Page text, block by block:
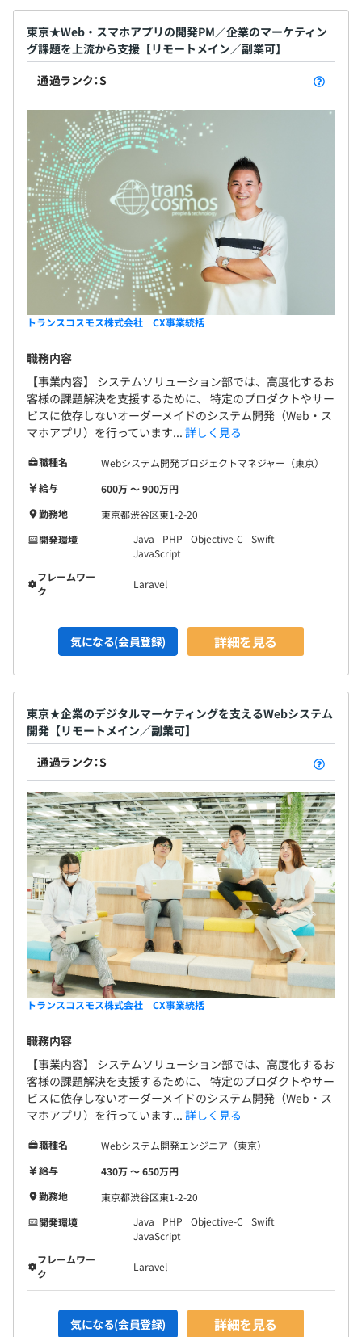
東京★Web・スマホアプリの開発PM／企業のマーケティン
グ課題を上流から支援【リモートメイン／副業可】
通過ランク：S
トランスコスモス株式会社 CX事業統括
職務内容
【事業内容】 システムソリューション部では、高度化するお
客様の課題解決を支援するために、 特定のプロダクトやサー
ビスに依存しないオーダーメイドのシステム開発（Web・ス
マホアプリ）を行っています... 詳しく見る
職種名
Webシステム開発プロジェクトマネジャー（東京）
給与
600万 〜 900万円
勤務地
東京都渋谷区東1-2-20
開発環境
Java PHP Objective-C
Swift
JavaScript
フレームワー
ク
Laravel
気になる(会員登録) 詳細を見る
東京★企業のデジタルマーケティングを支えるWebシステム
開発【リモートメイン／副業可】
通過ランク：S
トランスコスモス株式会社 CX事業統括
職務内容
【事業内容】 システムソリューション部では、高度化するお
客様の課題解決を支援するために、 特定のプロダクトやサー
ビスに依存しないオーダーメイドのシステム開発（Web・ス
マホアプリ）を行っています... 詳しく見る
職種名
Webシステム開発エンジニア（東京）
給与
430万 〜 650万円
勤務地
東京都渋谷区東1-2-20
開発環境
Java PHP Objective-C
Swift
JavaScript
フレームワー
ク
Laravel
気になる(会員登録) 詳細を見る